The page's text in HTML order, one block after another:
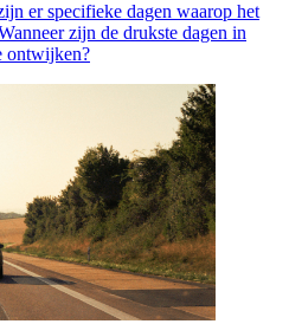
er specifieke dagen waarop het
zijn de drukste dagen in
ontwijken?